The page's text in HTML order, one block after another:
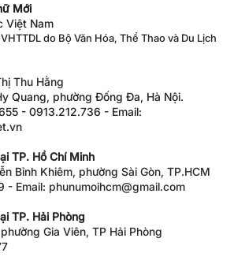
Mới
Việt Nam
do Bộ Văn Hóa, Thể Thao và Du Lịch
Thu Hằng
Quang, phường Đống Đa, Hà Nội.
- 0913.212.736 - Email:
TP. Hồ Chí Minh
Bỉnh Khiêm, phường Sài Gòn, TP.HCM
- Email: phunumoihcm@gmail.com
TP. Hải Phòng
Gia Viên, TP Hải Phòng